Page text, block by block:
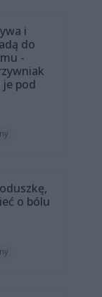
i
do
-
je pod
o bólu